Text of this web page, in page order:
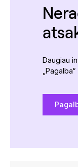
Daugiau
„Pagalba“